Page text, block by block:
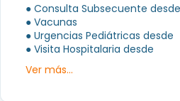
● Consulta Subsecuente desde
● Vacunas
● Urgencias Pediátricas desde
● Visita Hospitalaria desde
Ver más...